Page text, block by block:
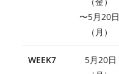
〜5月20日
（月）
WEEK7
5月20日